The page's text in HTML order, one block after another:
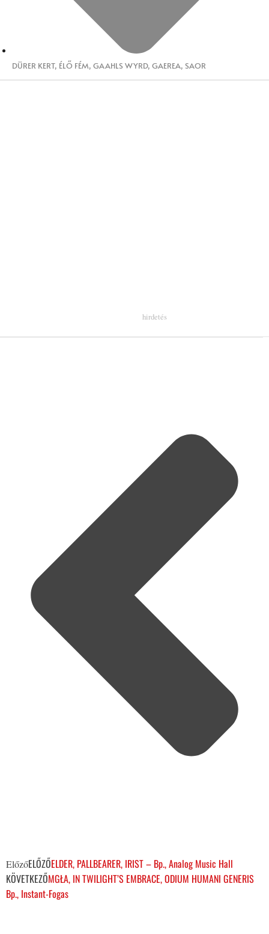
DÜRER KERT, ÉLŐ FÉM, GAAHLS WYRD, GAEREA, SAOR
ElőzőELŐZŐELDER, PALLBEARER, IRIST – Bp., Analog Music Hall
KÖVETKEZŐMGŁA, IN TWILIGHT’S EMBRACE, ODIUM HUMANI GENERIS
Bp., Instant-Fogas